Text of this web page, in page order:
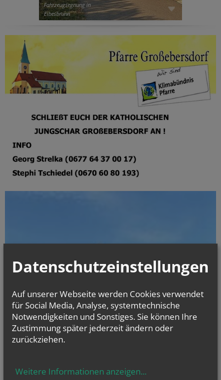
Fahrzeugsegnung in
Eibesbrunn
Datenschutzeinstellungen
Auf unserer Webseite werden Cookies verwendet
für Social Media, Analyse, systemtechnische
Notwendigkeiten und Sonstiges. Sie können Ihre
Zustimmung später jederzeit ändern oder
zurückziehen.
Weitere Informationen anzeigen...